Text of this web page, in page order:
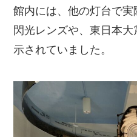
館内には、他の灯台で
閃光レンズや、東日本
示されていました。